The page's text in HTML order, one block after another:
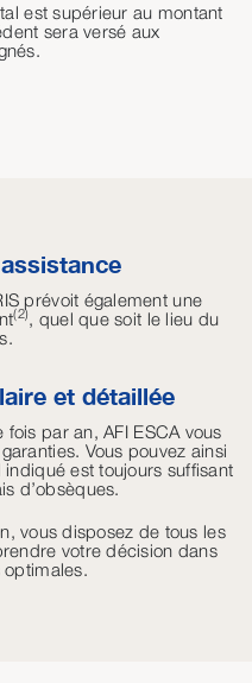
est supérieur au montant
sera versé aux
prévoit également une
(2), quel que soit le lieu du
et détaillée
par an, AFI ESCA vous
Vous pouvez ainsi
est toujours suffisant
d’obsèques.
vous disposez de tous les
votre décision dans